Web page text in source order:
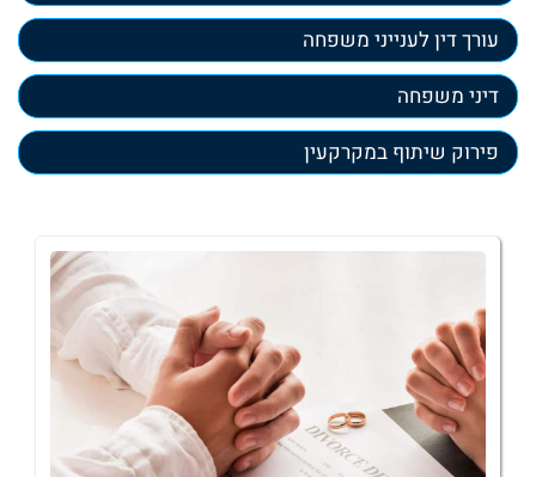
עורך דין לענייני משפחה
דיני משפחה
פירוק שיתוף במקרקעין